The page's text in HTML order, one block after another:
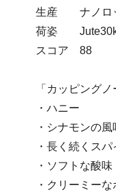
生産 ナノロ
荷姿
スコア 88
「カッピングノ
・ハニー
・シナモンの風
・長く続くス
・ソフトな酸味
・クリーミーな